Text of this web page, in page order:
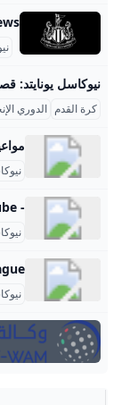
كرة القدم الدوري